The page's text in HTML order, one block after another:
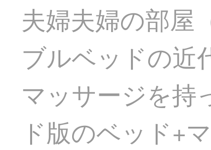
夫婦夫婦の部屋
ブルベッドの近
マッサージを持
ド版のベッド+